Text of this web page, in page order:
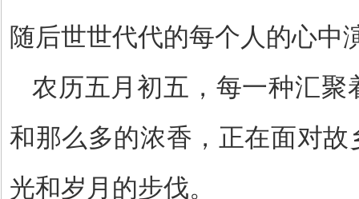
随后世世代代的每个人的心中
农历五月初五，每一种汇聚
和那么多的浓香，正在面对
光和岁月的步伐。